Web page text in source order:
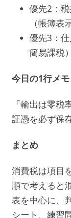
優先2：
（帳簿表
優先3：仕
簡易課税）
今日の1行メモ
「輸出は零
証憑を必ず保
まとめ
消費税は項目
順で考えると
表を中心に、
シート、練習